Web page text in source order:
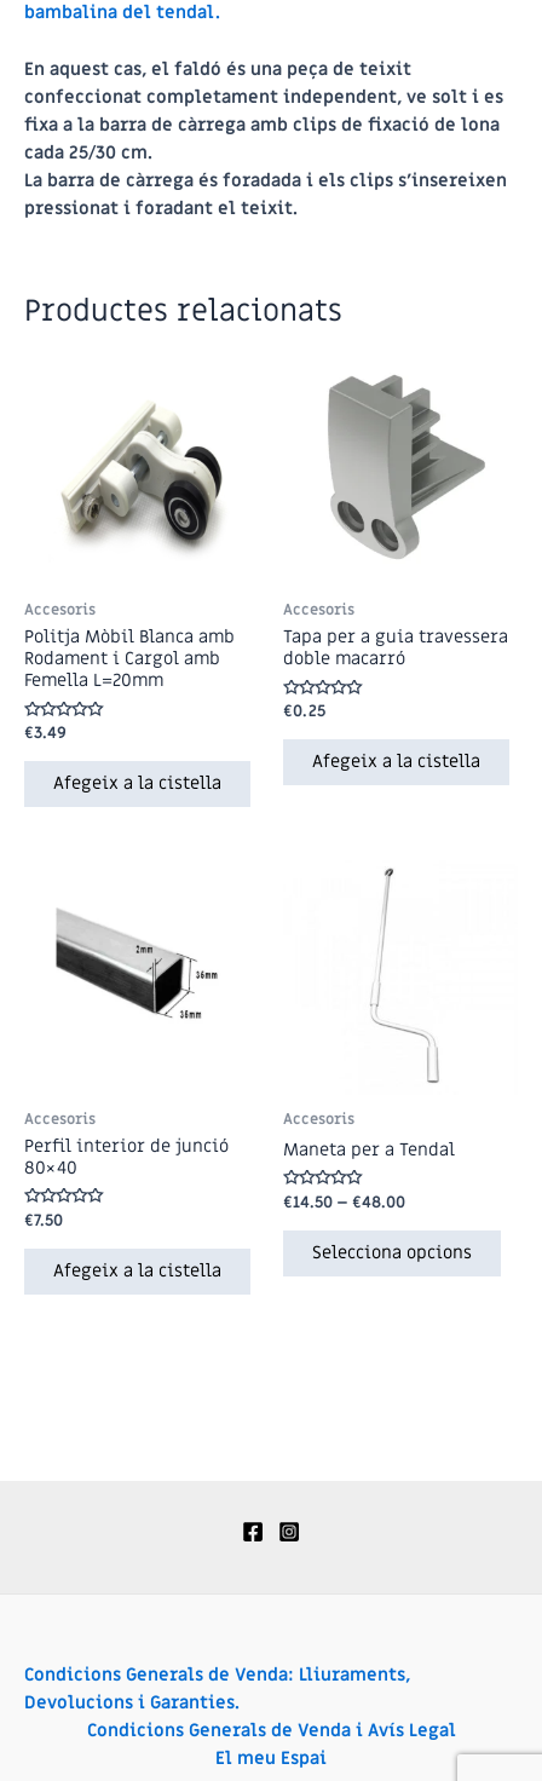
bambalina del tendal.
En aquest cas, el faldó és una peça de teixit
confeccionat completament independent, ve solt i es
fixa a la barra de càrrega amb clips de fixació de lona
cada 25/30 cm.
La barra de càrrega és foradada i els clips s’insereixen
pressionat i foradant el teixit.
Productes relacionats
Accesoris
Politja Mòbil Blanca amb
Rodament i Cargol amb
Femella L=20mm
Puntuat
0
€3.49
Afegeix a la cistella
Accesoris
Tapa per a guia travessera
doble macarró
Puntuat
0
€0.25
Afegeix a la cistella
Accesoris
Perfil interior de junció
80×40
Puntuat
amb
0
€7.50
Afegeix a la cistella
Accesoris
Maneta per a Tendal
Puntuat
amb
0
€14.50 – €48.00
Selecciona opcions
Condicions Generals de Venda: Lliuraments,
Devolucions i Garanties.
Condicions Generals de Venda i Avís Legal
El meu Espai